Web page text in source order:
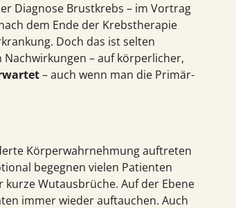
Diagnose Brustkrebs – im Vortrag
dem Ende der Krebs­therapie
Doch das ist selten
– auf körperlicher,
– auch wenn man die Primär­
Körper­wahrnehmung auftreten
begegnen vielen Patienten
Wutausbrüche. Auf der Ebene
immer wieder auftauchen. Auch